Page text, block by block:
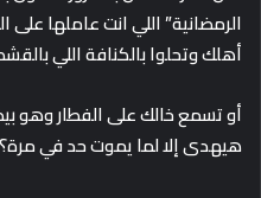
الرمضانية” اللي انت عاملها
أهلك وتحلوا بالكنافة اللي
أو تسمع خالك على الفطار
هيهدى إلا لما يموت حد في